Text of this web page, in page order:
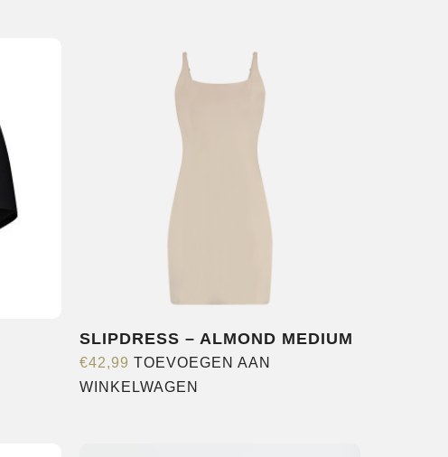
SLIPDRESS – ALMOND MEDIUM
€42,99 TOEVOEGEN AAN
WINKELWAGEN